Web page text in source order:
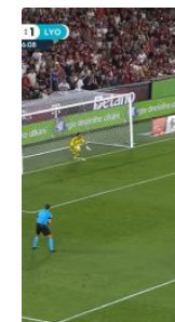
o
u
r
s
a
g
o